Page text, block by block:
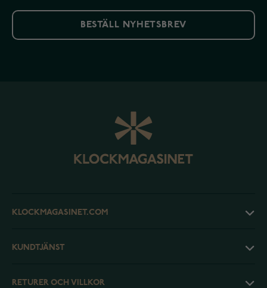
BESTÄLL NYHETSBREV
KLOCKMAGASINET.COM
KUNDTJÄNST
RETURER OCH VILLKOR